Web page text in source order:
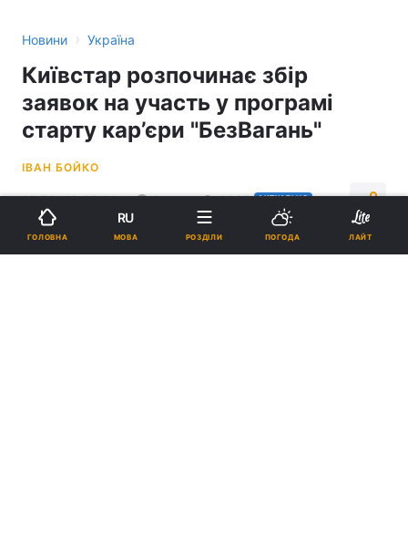
Новини › Україна
Київстар розпочинає збір
заявок на участь у програмі
старту кар’єри "БезВагань"
ІВАН БОЙКО
13:50, 19.05.26 3 хв. 6337 АКТУАЛЬНО
Підпишіться на нас в Google
ГОЛОВНА
RU
МОВА РОЗДІЛИ ПОГОДА ЛАЙТ